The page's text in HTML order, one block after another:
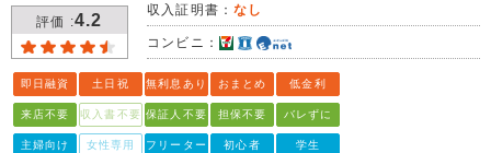
評価 :4.2
収入証明書：なし
コンビニ：
即日融資 土日祝 無利息あり おまとめ 低金利
来店不要 収入書不要 保証人不要 担保不要 バレずに
主婦向け 女性専用 フリーター 初心者 学生